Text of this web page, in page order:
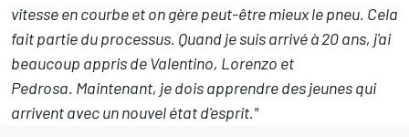
vitesse en courbe et on gère peut-être mieux le pneu. Cela
fait partie du processus. Quand je suis arrivé à 20 ans, j'ai
beaucoup appris de Valentino, Lorenzo et
Pedrosa. Maintenant, je dois apprendre des jeunes qui
arrivent avec un nouvel état d'esprit."